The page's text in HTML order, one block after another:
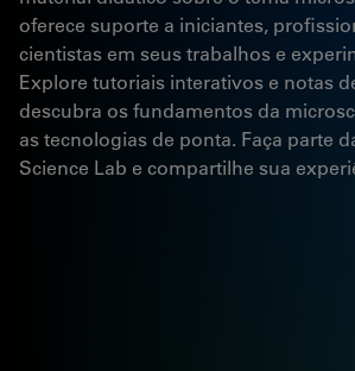
oferece suporte a iniciantes,
cientistas em seus trabalhos e
Explore tutoriais interativos e notas
descubra os fundamentos da
as tecnologias de ponta. Faça parte
Science Lab e compartilhe sua